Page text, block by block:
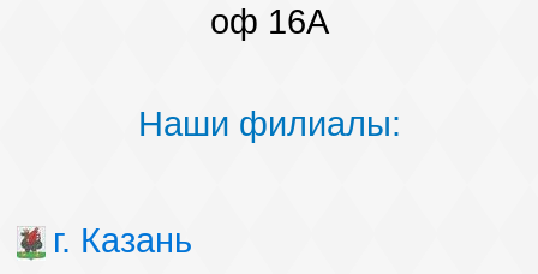
оф 16А
Наши филиалы:
г. Казань